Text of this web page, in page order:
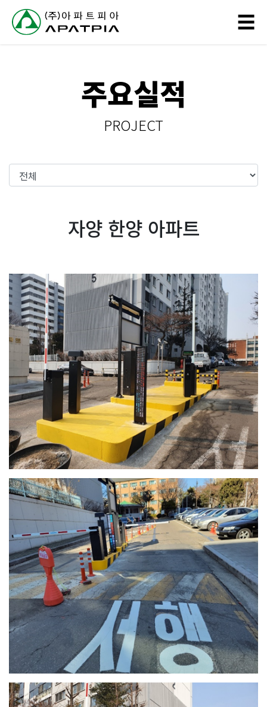
// 링크 타이틀
사
공
지
사
AS
센
터
☰
주요실적
PROJECT
자양 한양 아파트